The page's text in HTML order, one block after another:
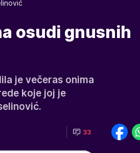
osudi gnusnih
je večeras onima
koje joj je
33